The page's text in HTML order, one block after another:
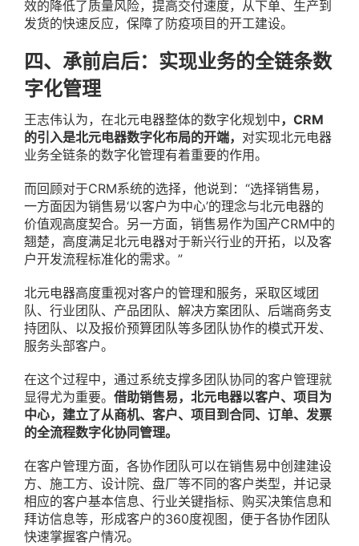
效的降低了质量风险，提高交付速度，从下单、生产到
发货的快速反应，保障了防疫项目的开工建设。
四、承前启后：实现业务的全链条数
字化管理
王志伟认为，在北元电器整体的数字化规划中，CRM
的引入是北元电器数字化布局的开端， 对实现北元电器
业务全链条的数字化管理有着重要的作用。
而回顾对于CRM系统的选择，他说到：“选择销售易，
一方面因为销售易‘以客户为中心’的理念与北元电器的
价值观高度契合。另一方面，销售易作为国产CRM中的
翘楚，高度满足北元电器对于新兴行业的开拓，以及客
户开发流程标准化的需求。”
北元电器高度重视对客户的管理和服务，采取区域团
队、行业团队、产品团队、解决方案团队、后端商务支
持团队、以及报价预算团队等多团队协作的模式开发、
服务头部客户。
在这个过程中，通过系统支撑多团队协同的客户管理就
显得尤为重要。 借助销售易，北元电器以客户、项目为
中心，建立了从商机、客户、项目到合同、订单、发票
的全流程数字化协同管理。
在客户管理方面，各协作团队可以在销售易中创建建设
方、施工方、设计院、盘厂等不同的客户类型，并记录
相应的客户基本信息、行业关键指标、购买决策信息和
拜访信息等，形成客户的360度视图，便于各协作团队
快速掌握客户情况。